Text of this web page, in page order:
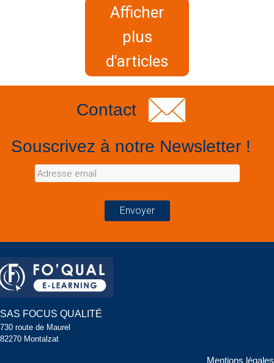
Afficher
plus
d'articles
SAS FOCUS QUALITÉ
730 route de Maurel
82270 Montalzat
Mentions légales
Contact
Souscrivez à notre Newsletter !